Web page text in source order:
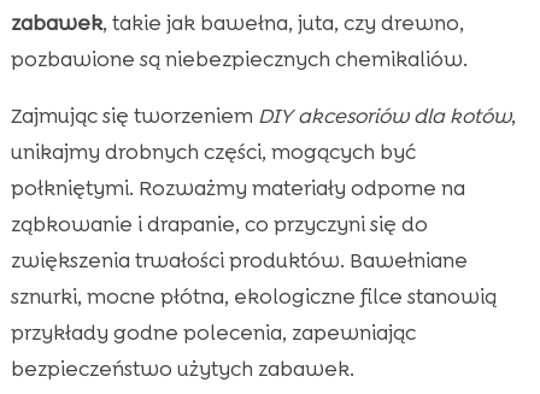
zabawek, takie jak bawełna, juta, czy drewno,
pozbawione są niebezpiecznych chemikaliów.
Zajmując się tworzeniem DIY akcesoriów dla kotów,
unikajmy drobnych części, mogących być
połkniętymi. Rozważmy materiały odporne na
ząbkowanie i drapanie, co przyczyni się do
zwiększenia trwałości produktów. Bawełniane
sznurki, mocne płótna, ekologiczne filce stanowią
przykłady godne polecenia, zapewniając
bezpieczeństwo użytych zabawek.